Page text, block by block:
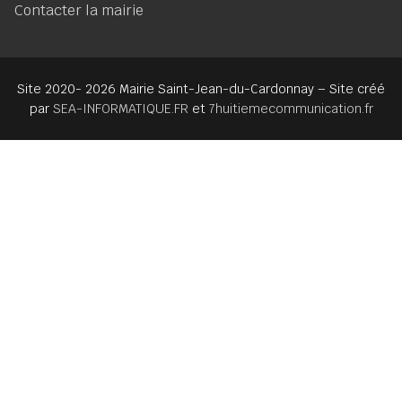
Contacter la mairie
Site 2020- 2026 Mairie Saint-Jean-du-Cardonnay – Site créé
par SEA-INFORMATIQUE.FR et 7huitiemecommunication.fr